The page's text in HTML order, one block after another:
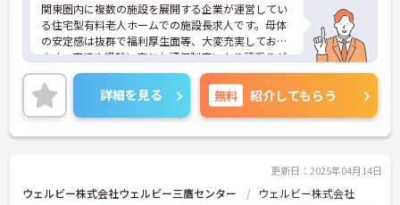
関東圏内に複数の施設を展開する企業が運営してい
る住宅型有料老人ホームでの施設長求人です。母体
の安定感は抜群で福利厚生面等、大変充実しており
ます。実績や経験に応じた評価制度により頑張りが
きちんと給与に還元され、年収500万円以上も期待
できます。ご興味のある方はお気軽にお問い合わせ
下さいませ。
詳細を見る 無料 紹介してもらう
更新日：2025年04月14日
ウェルビー株式会社ウェルビー三鷹センター ウェルビー株式会社